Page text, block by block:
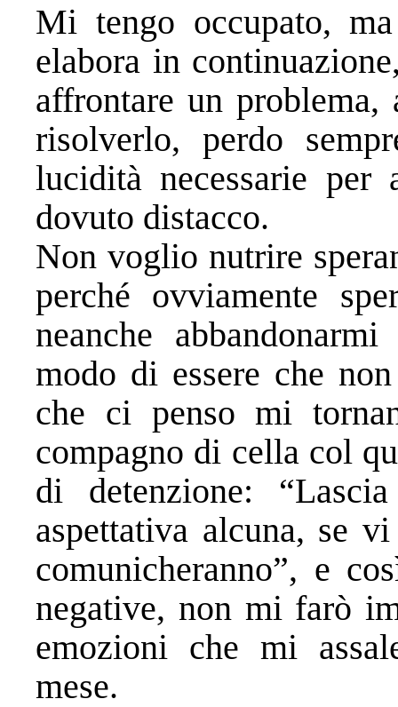
Mi tengo occupato,
elabora in
affrontare un problema,
risolverlo, perdo
lucidità necessarie
dovuto distacco.
Non voglio nutrire
perché ovviamente
neanche
modo di essere che
che ci penso mi
compagno di cella col
di detenzione:
aspettativa alcuna, se
comunicheranno”, e
negative, non mi farò
emozioni che mi
mese.